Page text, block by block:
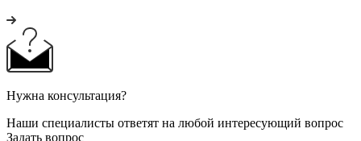
Нужна консультация?
Наши специалисты ответят на любой интересующий вопрос
Задать вопрос